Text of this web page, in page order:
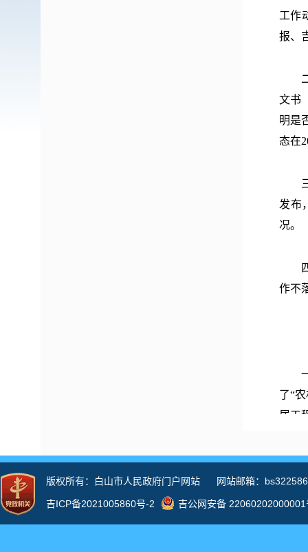
工作
报、
二
文书
明是
态在
三
发布
况。
四
作不
一
了“
居工
施落
二